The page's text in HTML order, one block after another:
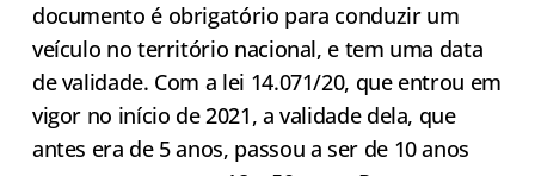
documento é obrigatório para conduzir um
veículo no território nacional, e tem uma data
de validade. Com a lei 14.071/20, que entrou em
vigor no início de 2021, a validade dela, que
antes era de 5 anos, passou a ser de 10 anos